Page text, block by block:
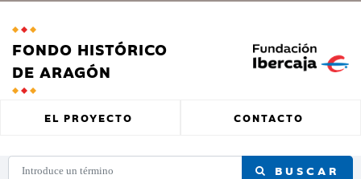
FONDO HISTÓRICO
DE ARAGÓN
EL PROYECTO CONTACTO
BUSCAR